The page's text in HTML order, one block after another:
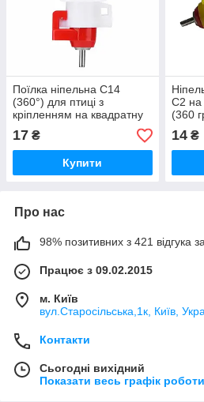
Поїлка ніпельна C14
(360°) для птиці з
кріпленням на квадратну
трубу
17 ₴
Купити
C2 на
(360
14₴
Про нас
98% позитивних з 421 відгука
Працює з 09.02.2015
м. Київ
вул.Старосільська,1к, Київ,
Контакти
Сьогодні вихідний
Показати весь графік роботи